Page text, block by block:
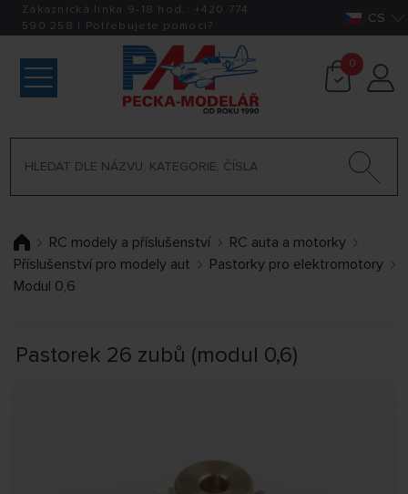
Zákaznická linka 9-18 hod.: +420 774
590 258 | Potřebujete pomoci? CS
0
RC modely a příslušenství
RC auta a motorky
Příslušenství pro modely aut
Pastorky pro elektromotory
Modul 0,6
Pastorek 26 zubů (modul 0,6)